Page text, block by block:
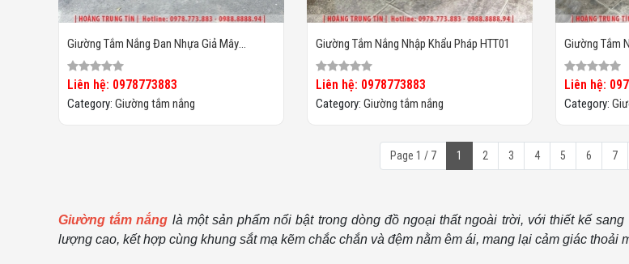
Giường Tắm Nắng Đan Nhựa Giả Mây
HTT021
Liên hệ: 0978773883
Category: Giường tắm nắng
Giường Tắm Nắng Nhập Khẩu Pháp HTT01
Liên hệ: 0978773883
Category: Giường tắm nắng
Giường Tắm
HTT020
Liên hệ:
Category:
Page 1 / 7 1 2 3 4 5 6 7
Giường tắm nắng là một sản phẩm nổi bật trong dòng đồ ngoại thất ngoài trời, với thiết kế
lượng cao, kết hợp cùng khung sắt mạ kẽm chắc chắn và đệm nằm êm ái, mang lại cảm giác thoải